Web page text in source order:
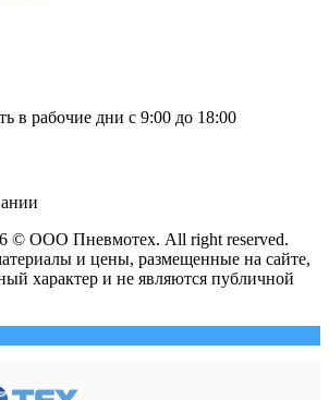
в рабочие дни с 9:00 до 18:00
© ООО Пневмотех. All right reserved.
и цены, размещенные на сайте,
характер и не являются публичной